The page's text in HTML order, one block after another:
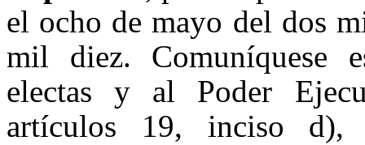
el ocho de mayo del dos
mil diez. Comuníquese
electas y al Poder
artículos 19, inciso